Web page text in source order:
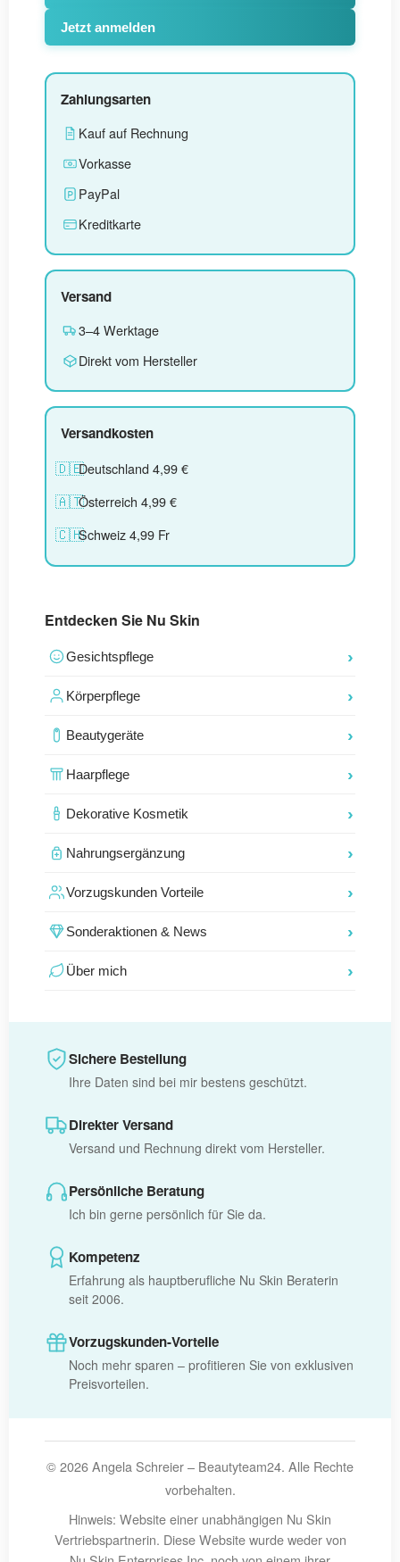
Jetzt anmelden
Zahlungsarten
Kauf auf Rechnung
Vorkasse
PayPal
Kreditkarte
Versand
3–4 Werktage
Direkt vom Hersteller
Versandkosten
🇩🇪Deutschland 4,99 €
🇦🇹Österreich 4,99 €
🇨🇭Schweiz 4,99 Fr
Entdecken Sie Nu Skin
Gesichtspflege
Körperpflege
Beautygeräte
Haarpflege
Dekorative Kosmetik
Nahrungsergänzung
Vorzugskunden Vorteile
Sonderaktionen & News
Über mich
Sichere Bestellung
Ihre Daten sind bei mir bestens geschützt.
Direkter Versand
Versand und Rechnung direkt vom Hersteller.
Persönliche Beratung
Ich bin gerne persönlich für Sie da.
Kompetenz
Erfahrung als hauptberufliche Nu Skin Beraterin
seit 2006.
Vorzugskunden-Vorteile
Noch mehr sparen – profitieren Sie von exklusiven
Preisvorteilen.
© 2026 Angela Schreier – Beautyteam24. Alle Rechte
vorbehalten.
Hinweis: Website einer unabhängigen Nu Skin
Vertriebspartnerin. Diese Website wurde weder von